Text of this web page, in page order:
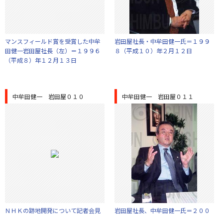
マンスフィールド賞を受賞した中牟
田健一岩田屋社長（左）＝１９９６
（平成８）年１２月１３日
岩田屋社長・中牟田健一氏＝１９９
８（平成１０）年２月１２日
中牟田健一 岩田屋０１０
ＮＨＫの跡地開発について記者会見
中牟田健一 岩田屋０１１
岩田屋社長、中牟田健一氏＝２００